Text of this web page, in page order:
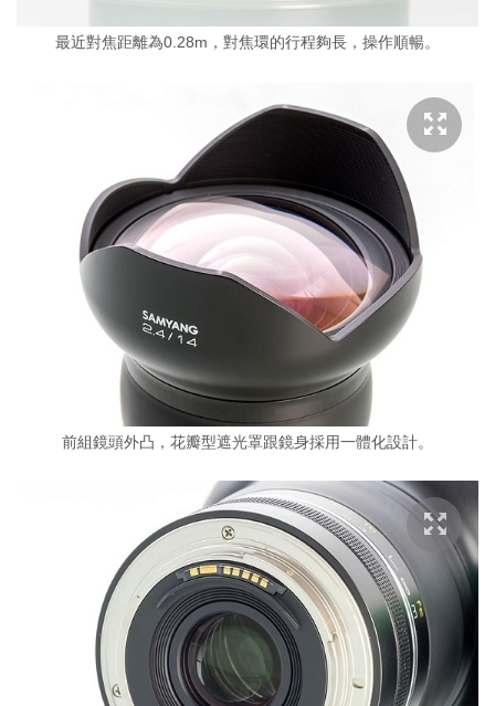
最近對焦距離為0.28m，對焦環的行程夠長，操作順暢。
前組鏡頭外凸，花瓣型遮光罩跟鏡身採用一體化設計。